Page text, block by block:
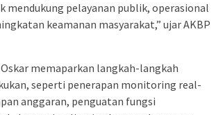
mendukung pelayanan publik, operasional
keamanan masyarakat,” ujar AKBP
memaparkan langkah-langkah
seperti penerapan monitoring real-
anggaran, penguatan fungsi